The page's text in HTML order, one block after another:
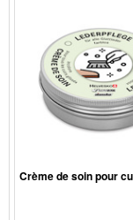
Crème de soin pour